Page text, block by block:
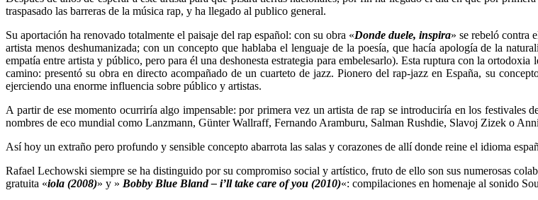
traspasado las barreras de la música rap, y ha llegado al publico general.
Su aportación ha renovado totalmente el paisaje del rap español: con su obra «Donde duele, inspira» se rebeló contra
artista menos deshumanizada; con un concepto que hablaba el lenguaje de la poesía, que hacía apología de la
empatía entre artista y público, pero para él una deshonesta estrategia para embelesarlo). Esta ruptura con la
camino: presentó su obra en directo acompañado de un cuarteto de jazz. Pionero del rap-jazz en España, su
ejerciendo una enorme influencia sobre público y artistas.
A partir de ese momento ocurriría algo impensable: por primera vez un artista de rap se introduciría en los festivales
nombres de eco mundial como Lanzmann, Günter Wallraff, Fernando Aramburu, Salman Rushdie, Slavoj Zizek o
Así hoy un extraño pero profundo y sensible concepto abarrota las salas y corazones de allí donde reine el idioma
Rafael Lechowski siempre se ha distinguido por su compromiso social y artístico, fruto de ello son sus numerosas
gratuita «iola (2008)» y » Bobby Blue Bland – i’ll take care of you (2010)«: compilaciones en homenaje al sonido